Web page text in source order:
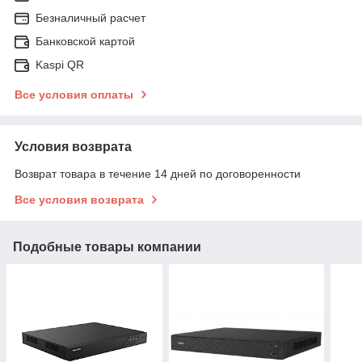
Безналичный расчет
Банковской картой
Kaspi QR
Все условия оплаты
Условия возврата
Возврат товара в течение 14 дней по договоренности
Все условия возврата
Подобные товары компании